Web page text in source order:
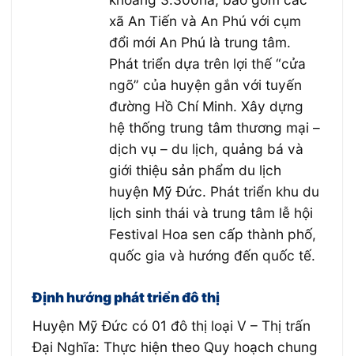
xã An Tiến và An Phú với cụm
đổi mới An Phú là trung tâm.
Phát triển dựa trên lợi thế “cửa
ngõ” của huyện gắn với tuyến
đường Hồ Chí Minh. Xây dựng
hệ thống trung tâm thương mại –
dịch vụ – du lịch, quảng bá và
giới thiệu sản phẩm du lịch
huyện Mỹ Đức. Phát triển khu du
lịch sinh thái và trung tâm lễ hội
Festival Hoa sen cấp thành phố,
quốc gia và hướng đến quốc tế.
Định hướng phát triển đô thị
Huyện Mỹ Đức có 01 đô thị loại V – Thị trấn
Đại Nghĩa: Thực hiện theo Quy hoạch chung